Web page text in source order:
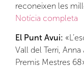
reconeixen les
Notícia completa
El Punt Avui:
Vall del Terri,
Premis Mestres